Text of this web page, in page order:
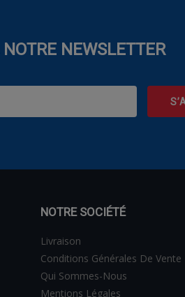
NEWSLETTER
NOTRE SOCIÉTÉ
Livraison
Conditions Générales De Vente
Qui Sommes-Nous
Mentions Légales